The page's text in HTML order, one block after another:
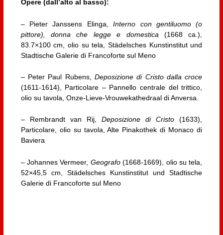
Opere (dall’alto al basso):
– Pieter Janssens Elinga,Interno con gentiluomo (o
pittore), donna che legge e domestica (1668 ca.),
83.7×100 cm, olio su tela, Städelsches Kunstinstitut und
Stadtische Galerie di Francoforte sul Meno
– Peter Paul Rubens, Deposizione di Cristo dalla croce
(1611-1614), Particolare – Pannello centrale del trittico,
olio su tavola, Onze-Lieve-Vrouwekathedraal diAnversa.
– Rembrandt van Rij,Deposizione di Cristo (1633),
Particolare, olio su tavola, Alte Pinakothek di Monaco di
Baviera
– Johannes Vermeer, Geografo(1668-1669), olio su tela,
52×45,5 cm, Städelsches Kunstinstitut und Stadtische
Galerie di Francoforte sul Meno